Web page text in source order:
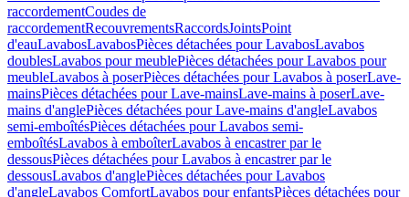
raccordementCoudes de
raccordementRecouvrementsRaccordsJointsPoint
d'eauLavabosLavabosPièces détachées pour LavabosLavabos
doublesLavabos pour meublePièces détachées pour Lavabos pour
meubleLavabos à poserPièces détachées pour Lavabos à poserLave-
mainsPièces détachées pour Lave-mainsLave-mains à poserLave-
mains d'anglePièces détachées pour Lave-mains d'angleLavabos
semi-emboîtésPièces détachées pour Lavabos semi-
emboîtésLavabos à emboîterLavabos à encastrer par le
dessousPièces détachées pour Lavabos à encastrer par le
dessousLavabos d'anglePièces détachées pour Lavabos
d'angleLavabos ComfortLavabos pour enfantsPièces détachées pour